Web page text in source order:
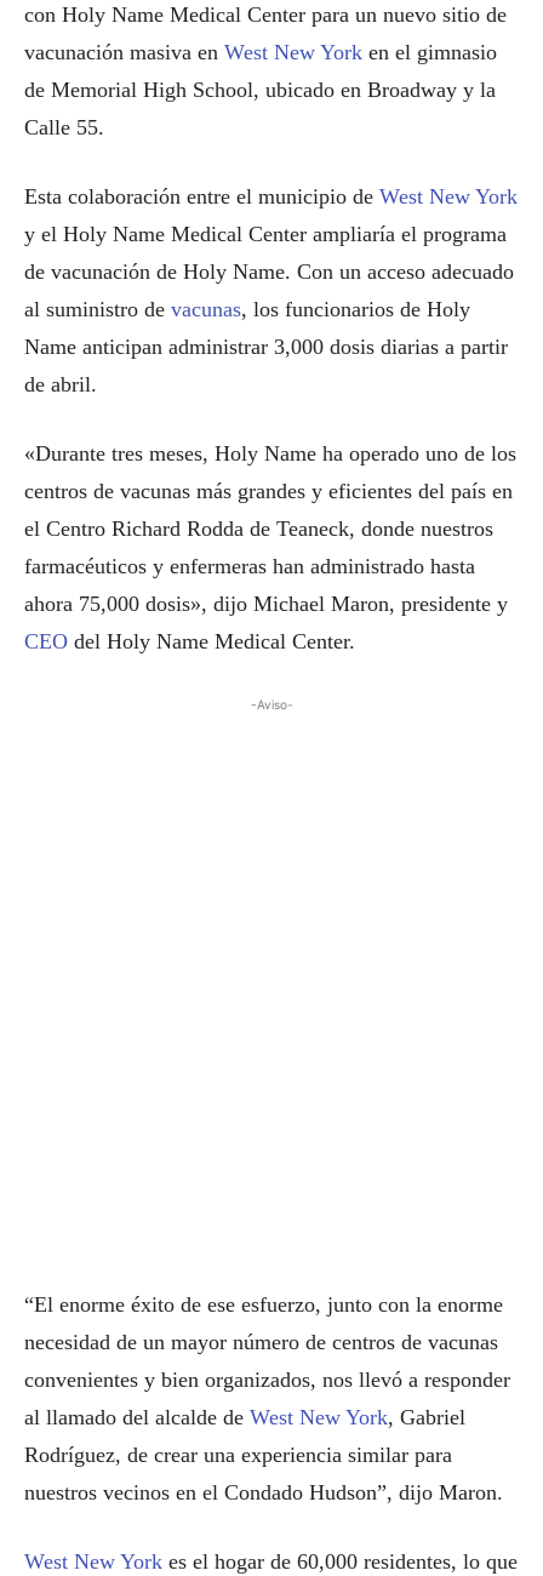
con Holy Name Medical Center para un nuevo sitio de
vacunación masiva en West New York en el gimnasio
de Memorial High School, ubicado en Broadway y la
Calle 55.
Esta colaboración entre el municipio de West New York
y el Holy Name Medical Center ampliaría el programa
de vacunación de Holy Name. Con un acceso adecuado
al suministro de vacunas, los funcionarios de Holy
Name anticipan administrar 3,000 dosis diarias a partir
de abril.
«Durante tres meses, Holy Name ha operado uno de los
centros de vacunas más grandes y eficientes del país en
el Centro Richard Rodda de Teaneck, donde nuestros
farmacéuticos y enfermeras han administrado hasta
ahora 75,000 dosis», dijo Michael Maron, presidente y
CEO del Holy Name Medical Center.
-Aviso-
“El enorme éxito de ese esfuerzo, junto con la enorme
necesidad de un mayor número de centros de vacunas
convenientes y bien organizados, nos llevó a responder
al llamado del alcalde de West New York, Gabriel
Rodríguez, de crear una experiencia similar para
nuestros vecinos en el Condado Hudson”, dijo Maron.
West New York es el hogar de 60,000 residentes, lo que